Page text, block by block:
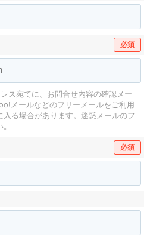
必須
ス宛てに、お問合せ内容の確認メー
メールなどのフリーメールをご利用
る場合があります。 迷惑メールのフ
必須